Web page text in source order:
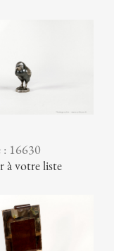
: 16630
à votre liste